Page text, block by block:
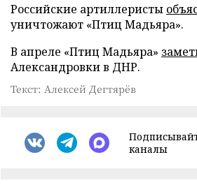
Российские артиллеристы
уничтожают «Птиц Мадьяра».
В апреле «Птиц Мадьяра»
Александровки в ДНР.
Текст: Алексей Дегтярёв
каналы